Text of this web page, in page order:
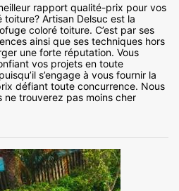
rapport qualité-prix pour vos
Artisan Delsuc est la
coloré toiture. C’est par ses
ainsi que ses techniques hors
une forte réputation. Vous
vos projets en toute
s’engage à vous fournir la
défiant toute concurrence. Nous
ne trouverez pas moins cher